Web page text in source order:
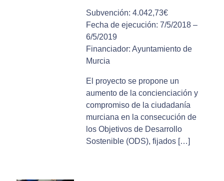
Subvención: 4.042,73€
Fecha de ejecución: 7/5/2018 –
6/5/2019
Financiador: Ayuntamiento de
Murcia
El proyecto se propone un
aumento de la concienciación y
compromiso de la ciudadanía
murciana en la consecución de
los Objetivos de Desarrollo
Sostenible (ODS), fijados […]